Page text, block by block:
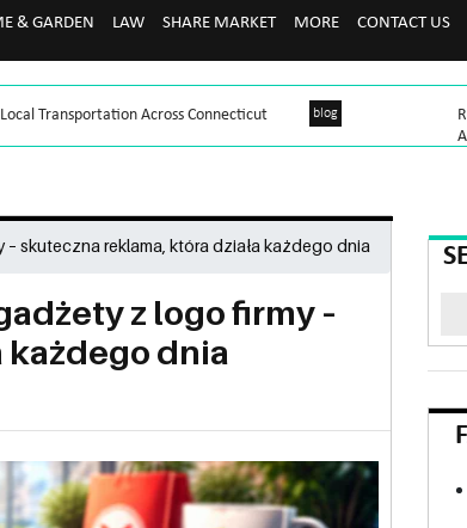
& GARDEN LAW SHARE MARKET MORE CONTACT US
Transportation Across Connecticut blog
skuteczna reklama, która działa każdego dnia
z logo firmy –
każdego dnia